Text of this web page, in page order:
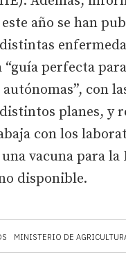
MINISTERIO DE
año se han
“guía perfecta
con
planes, y
con los
vacuna para la
disponible.